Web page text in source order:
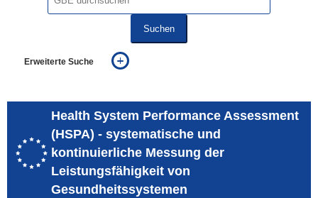
Suchen
Erweiterte Suche
auch in allen Texten suchen (Volltextsuche)
auch Synonyme einbeziehen
auch ähnlich geschriebenes einbeziehen
Health System Performance Assessment
(HSPA) - systematische und
kontinuierliche Messung der
Leistungsfähigkeit von
Gesundheitssystemen